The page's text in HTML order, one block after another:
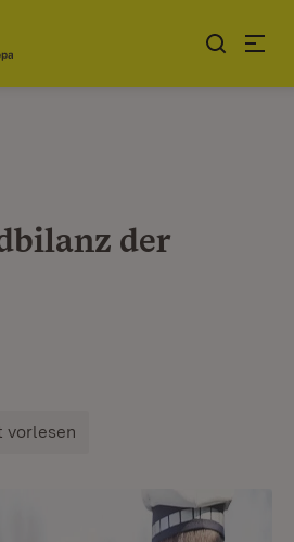
der
vorlesen